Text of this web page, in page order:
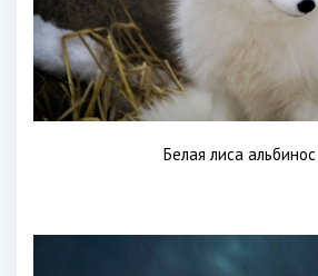
Белая лиса альбинос